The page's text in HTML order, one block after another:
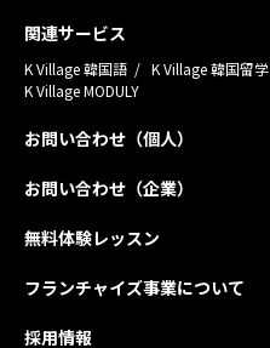
関連サービス
K Village 韓国語 K Village 韓国留学
K Village MODULY
お問い合わせ（個人）
お問い合わせ（企業）
無料体験レッスン
フランチャイズ事業について
採用情報